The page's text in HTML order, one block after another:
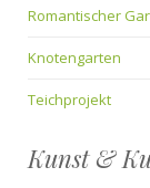
Romantischer
Knotengarten
Teichprojekt
Kunst &